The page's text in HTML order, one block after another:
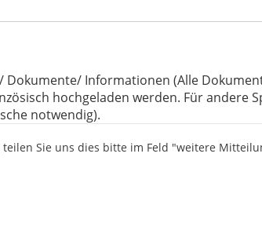
Dokumente/ Informationen (Alle
hochgeladen werden. Für andere
notwendig).
Sie uns dies bitte im Feld "weitere